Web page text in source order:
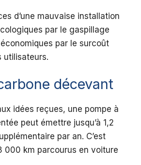
d’une mauvaise installation
par le gaspillage
par le surcoût
utilisateurs.
décevant
idées reçues, une pompe à
peut émettre jusqu’à 1,2
par an. C’est
000 km parcourus en voiture